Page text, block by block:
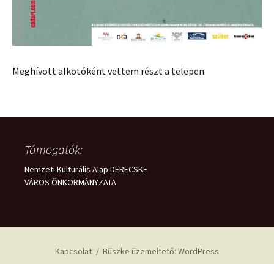
Meghívott alkotóként vettem részt a telepen.
Támogatók:
Nemzeti Kulturális Alap DERECSKE
VÁROS ÖNKORMÁNYZATA
Kapcsolat Büszke üzemeltető: WordPress